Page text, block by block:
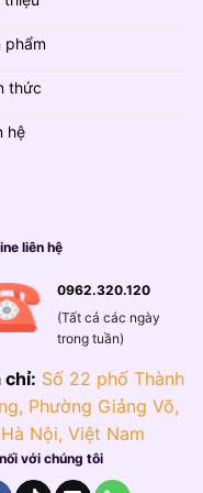
phẩm
thức
hệ
liên hệ
0962.320.120
(Tất cả các ngày
trong tuần)
chỉ: Số 22 phố Thành
Phường Giảng Võ,
Nội, Việt Nam
với chúng tôi